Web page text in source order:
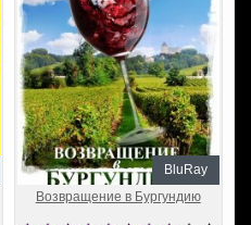
BluRay
Возвращение в Бургундию